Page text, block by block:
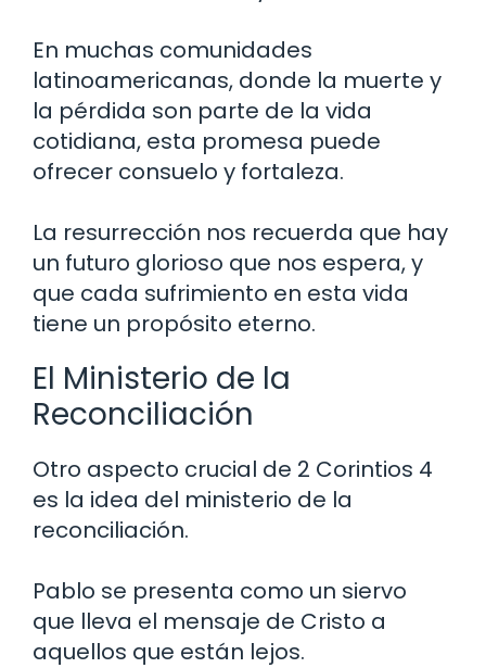
En muchas comunidades
latinoamericanas, donde la muerte y
la pérdida son parte de la vida
cotidiana, esta promesa puede
ofrecer consuelo y fortaleza.
La resurrección nos recuerda que hay
un futuro glorioso que nos espera, y
que cada sufrimiento en esta vida
tiene un propósito eterno.
El Ministerio de la
Reconciliación
Otro aspecto crucial de 2 Corintios 4
es la idea del ministerio de la
reconciliación.
Pablo se presenta como un siervo
que lleva el mensaje de Cristo a
aquellos que están lejos.